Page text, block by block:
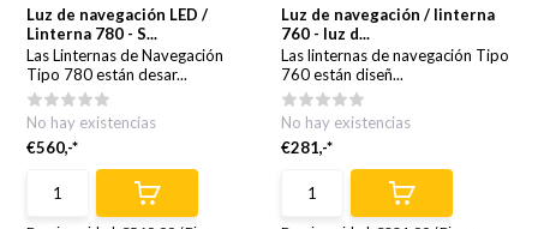
Luz de navegación LED /
Linterna 780 - S...
Las Linternas de Navegación
Tipo 780 están desar...
No hay existencias
€560,-*
Luz de navegación / linterna
760 - luz d...
Las linternas de navegación Tipo
760 están diseñ...
No hay existencias
€281,-*